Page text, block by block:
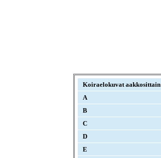
Koiraelokuvat aakkosittain
A
B
C
D
E